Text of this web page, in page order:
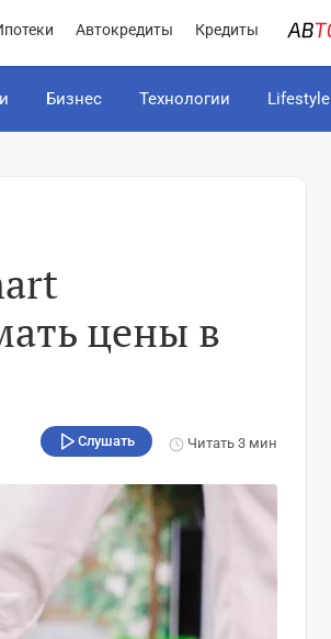
Автокредиты Кредиты
Бизнес Технологии Lifestyle
цены в
Слушать Читать3 мин